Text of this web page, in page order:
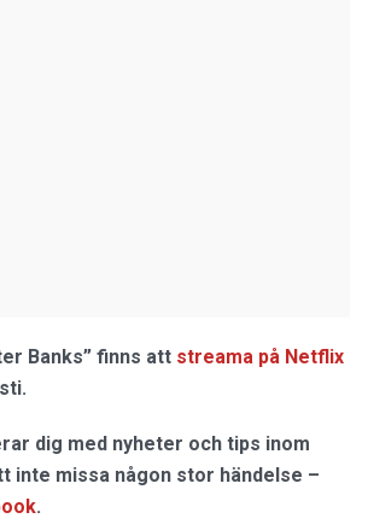
Banks” finns att streama på Netflix
dig med nyheter och tips inom
inte missa någon stor händelse –
.